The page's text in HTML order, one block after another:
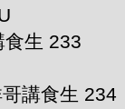
生 233
講食生 234